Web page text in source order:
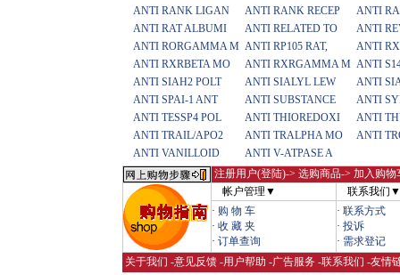
ANTI RANK LIGAN
ANTI RANK RECEP
ANTI
ANTI RAT ALBUMI
ANTI RELATED TO
ANTI
ANTI RORGAMMA M ANTI RP105 RAT,
ANTI
ANTI RXRBETA MO
ANTI RXRGAMMA M ANTI
ANTI SIAH2 POLT
ANTI SIALYL LEW
ANTI
ANTI SPAI-1 ANT
ANTI SUBSTANCE
ANTI
ANTI TESSP4 POL
ANTI THIOREDOXI
ANTI
ANTI TRAIL/APO2
ANTI TRALPHA MO
ANTI
ANTI VANILLOID
ANTI V-ATPASE A
注册用户(登陆)-> 选购商品-> 加入购
帐户管理▼
联系我们▼
· 购 物 车
· 收 藏 夹
· 订单查询
· 联系方式
· 投诉
· 需求登记
关于我们 -意见反馈 -用户帮助 -广告服务 -联系我们 -友情